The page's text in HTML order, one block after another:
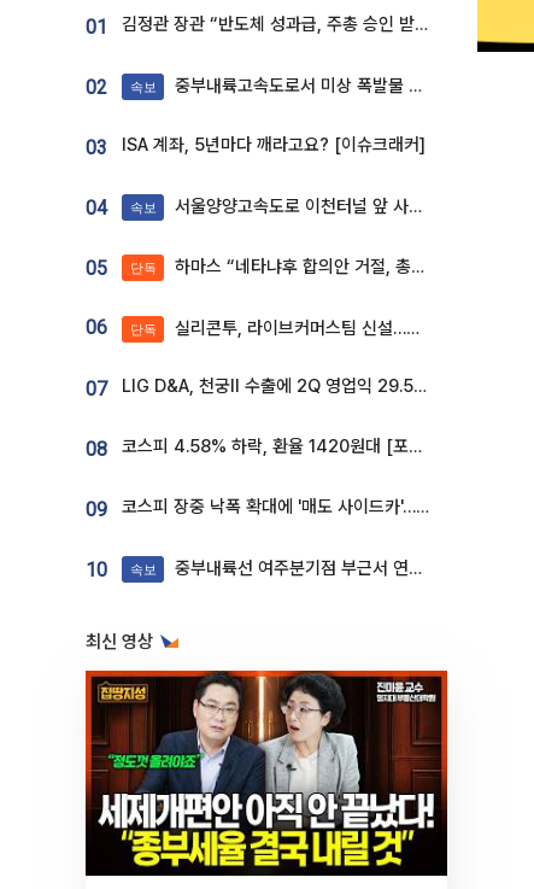
01 김정관 장관 “반도체 성과급, 주총 승인 받도록”…상법·자본시장법 개정 시사
02 속보 중부내륙고속도로서 미상 폭발물 발견
03 ISA 계좌, 5년마다 깨라고요? [이슈크래커]
04 속보 서울양양고속도로 이천터널 앞 사고 발생
05 단독 하마스 “네타냐후 합의안 거절, 총선 앞두고 시간 끌기”
06 단독 실리콘투, 라이브커머스팀 신설…K뷰티 ‘글로벌 판매망’ 확대[K뷰티 라방戰]
07 LIG D&A, 천궁Ⅱ 수출에 2Q 영업익 29.5%↑…수주잔고 24.6조 [종합]
08 코스피 4.58% 하락, 환율 1420원대 [포토]
09 코스피 장중 낙폭 확대에 '매도 사이드카'…외인 2.8조'팔자'· 개인 3.1조 '사자'
10 속보 중부내륙선 여주분기점 부근서 연이은 추돌사고 발생
최신 영상